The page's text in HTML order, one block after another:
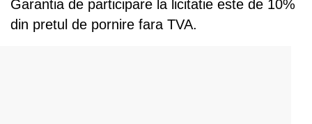
Garantia de participare la licitatie este de 10%
din pretul de pornire fara TVA.